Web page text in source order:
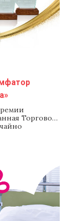
Торгово-
Известная и
наш
Эта